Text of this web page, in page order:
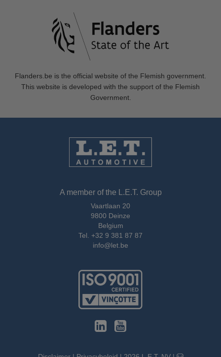
Flanders.be is the official website of the Flemish government.
This website is developed with the support of the Flemish
Government.
A member of the L.E.T. Group
Vaartlaan 20
9800 Deinze
Belgium
Tel. +32 9 381 87 87
info@let.be